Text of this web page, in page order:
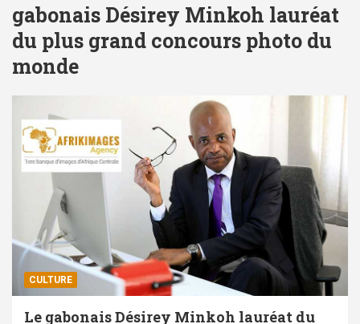
gabonais Désirey Minkoh lauréat
du plus grand concours photo du
monde
CULTURE
Le gabonais Désirey Minkoh lauréat du